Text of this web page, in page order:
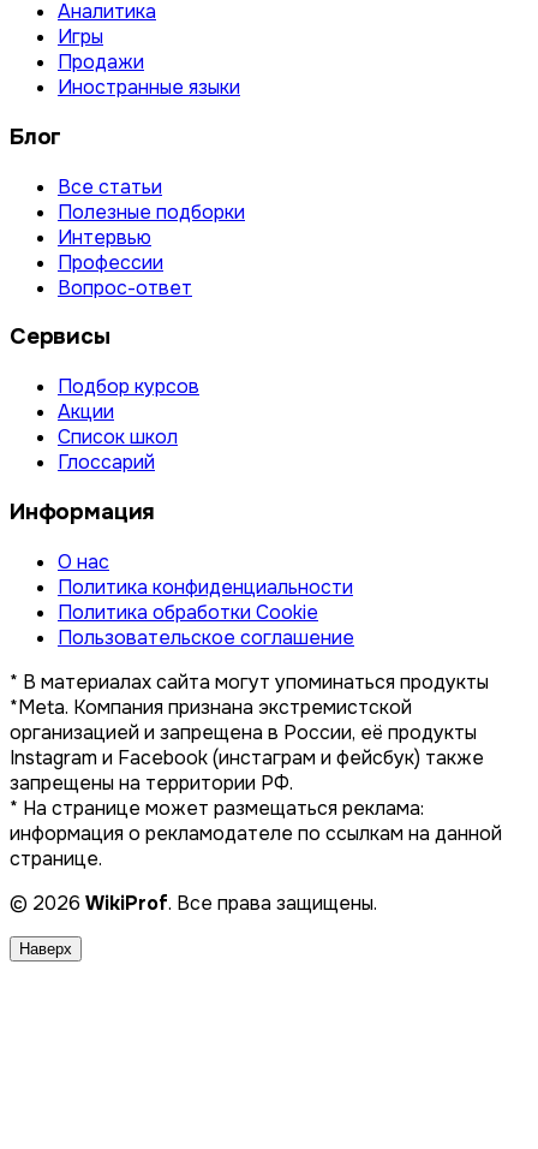
Аналитика
Игры
Продажи
Иностранные языки
Блог
Все статьи
Полезные подборки
Интервью
Профессии
Вопрос-ответ
Сервисы
Подбор курсов
Акции
Список школ
Глоссарий
Информация
О нас
Политика конфиденциальности
Политика обработки Cookie
Пользовательское соглашение
* В материалах сайта могут упоминаться продукты
*Meta. Компания признана экстремистской
организацией и запрещена в России, её продукты
Instagram и Facebook (инстаграм и фейсбук) также
запрещены на территории РФ.
* На странице может размещаться реклама:
информация о рекламодателе по ссылкам на данной
странице.
© 2026 WikiProf. Все права защищены.
Наверх